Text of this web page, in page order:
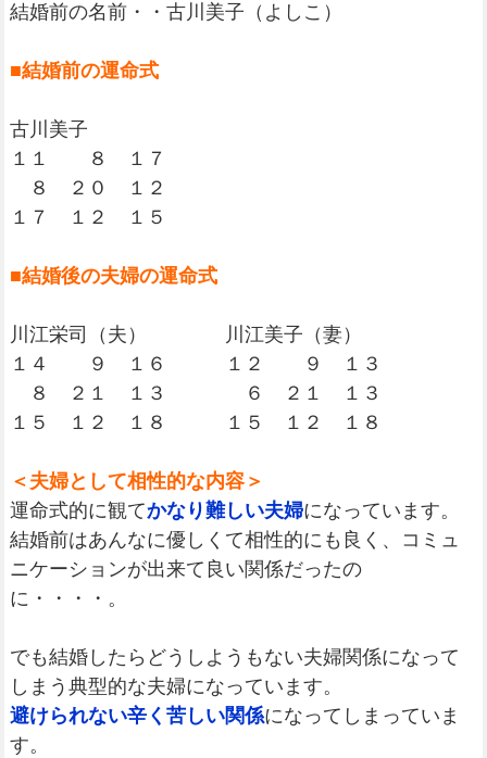
結婚前の名前・・古川美子（よしこ）
■結婚前の運命式
古川美子
１１ ８ １７
８ ２０ １２
１７ １２ １５
■結婚後の夫婦の運命式
川江栄司（夫） 川江美子（妻）
１４ ９ １６ １２ ９ １３
８ ２１ １３ ６ ２１ １３
１５ １２ １８ １５ １２ １８
＜夫婦として相性的な内容＞
運命式的に観てかなり難しい夫婦になっています。
結婚前はあんなに優しくて相性的にも良く、コミュ
ニケーションが出来て良い関係だったの
に・・・・。
でも結婚したらどうしようもない夫婦関係になって
しまう典型的な夫婦になっています。
避けられない辛く苦しい関係になってしまっていま
す。